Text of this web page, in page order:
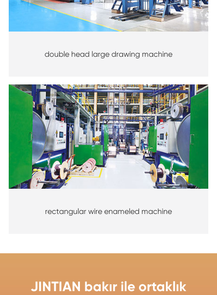
double head large drawing machine
rectangular wire enameled machine
JINTIAN bakır ile ortaklık